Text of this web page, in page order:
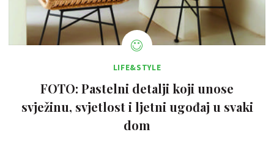
LIFE&STYLE
FOTO: Pastelni detalji koji unose
svježinu, svjetlost i ljetni ugođaj u svaki
dom